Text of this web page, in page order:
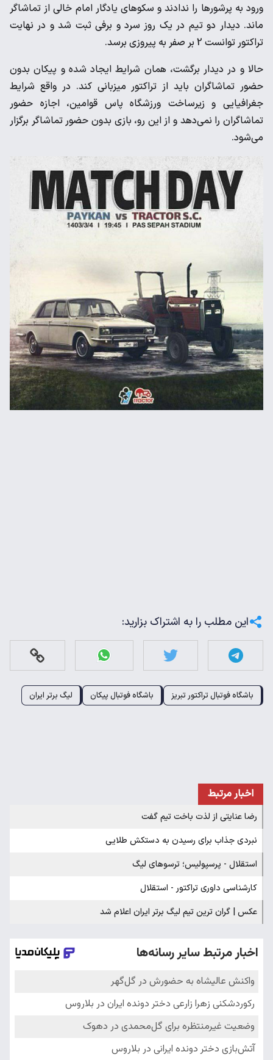
ورود به پرشورها را ندادند و سکوهای یادگار امام خالی از تماشاگر
ماند. دیدار دو تیم در یک روز سرد و برفی ثبت شد و در نهایت
تراکتور توانست 2 بر صفر به پیروزی برسد.
حالا و در دیدار برگشت، همان شرایط ایجاد شده و پیکان بدون
حضور تماشاگران باید از تراکتور میزبانی کند. در واقع شرایط
جغرافیایی و زیرساخت ورزشگاه پاس قوامین، اجازه حضور
تماشاگران را نمی‌دهد و از این رو، بازی بدون حضور تماشاگر برگزار
می‌شود.
این مطلب را به اشتراک بزارید:
باشگاه فوتبال تراکتور تبریز باشگاه فوتبال پیکان لیگ برتر ایران
اخبار مرتبط
رضا عنایتی از لذت باخت تیم گفت
نبردی جذاب برای رسیدن به دستکش طلایی
استقلال - پرسپولیس؛ ترسوهای لیگ
کارشناسی داوری تراکتور - استقلال
عکس | گران‌ ترین تیم لیگ برتر ایران اعلام شد